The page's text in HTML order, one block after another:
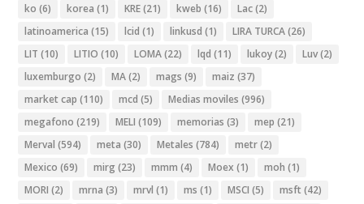
ko (6) korea (1) KRE(21) kweb (16) Lac(2)
latinoamerica (15) lcid (1) linkusd (1) LIRA TURCA(26)
LIT (10) LITIO (10) LOMA(22) lqd (11) lukoy(2) Luv(2)
luxemburgo (2) MA(2) mags (9) maiz (37)
market cap (110) mcd (5) Medias moviles (996)
megafono (219) MELI (109) memorias (3) mep (21)
Merval (594) meta (30) Metales (784) metr(2)
Mexico (69) mirg (23) mmm (4) Moex (1) moh (1)
MORI (2) mrna (3) mrvl (1) ms (1) MSCI (5) msft (42)